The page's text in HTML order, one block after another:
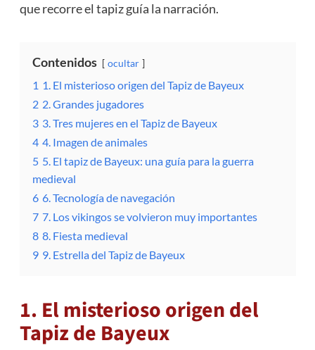
que recorre el tapiz guía la narración.
Contenidos ocultar
1 1. El misterioso origen del Tapiz de Bayeux
2 2. Grandes jugadores
3 3. Tres mujeres en el Tapiz de Bayeux
4 4. Imagen de animales
5 5. El tapiz de Bayeux: una guía para la guerra
medieval
6 6. Tecnología de navegación
7 7. Los vikingos se volvieron muy importantes
8 8. Fiesta medieval
9 9. Estrella del Tapiz de Bayeux
1. El misterioso origen del
Tapiz de Bayeux